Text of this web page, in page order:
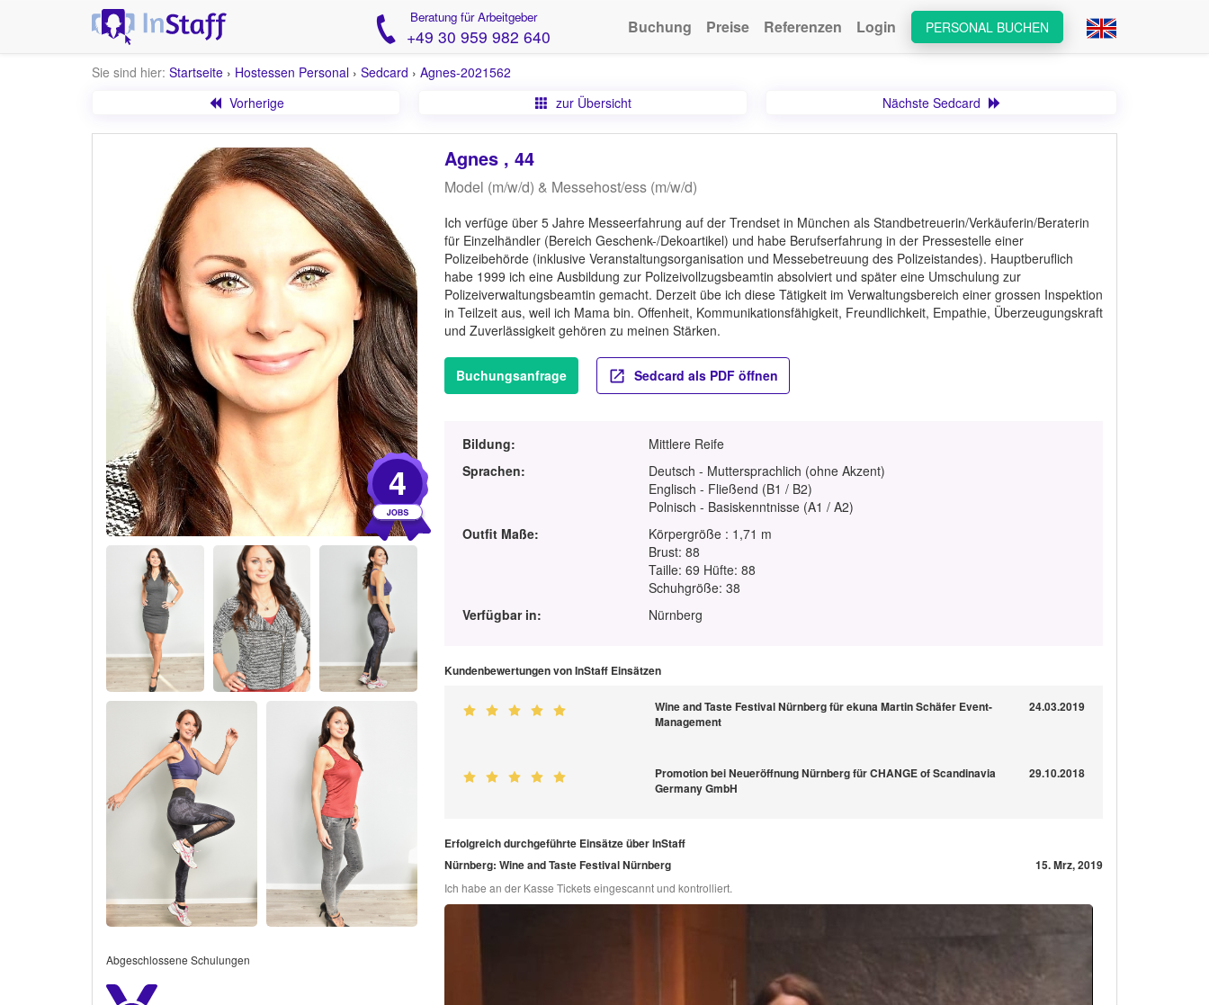
Beratung für Arbeitgeber
+49 30 959 982 640 PERSONAL BUCHEN
Buchung Preise Referenzen Login
Sie sind hier: Startseite › Hostessen Personal › Sedcard › Agnes-2021562
Vorherige
zur Übersicht Nächste Sedcard
4
Abgeschlossene Schulungen
Agnes , 44
Model (m/w/d) & Messehost/ess (m/w/d)
Ich verfüge über 5 Jahre Messeerfahrung auf der Trendset in München als Standbetreuerin/Verkäuferin/Beraterin
für Einzelhändler (Bereich Geschenk-/Dekoartikel) und habe Berufserfahrung in der Pressestelle einer
Polizeibehörde (inklusive Veranstaltungsorganisation und Messebetreuung des Polizeistandes). Hauptberuflich
habe 1999 ich eine Ausbildung zur Polizeivollzugsbeamtin absolviert und später eine Umschulung zur
Polizeiverwaltungsbeamtin gemacht. Derzeit übe ich diese Tätigkeit im Verwaltungsbereich einer grossen Inspektion
in Teilzeit aus, weil ich Mama bin. Offenheit, Kommunikationsfähigkeit, Freundlichkeit, Empathie, Überzeugungskraft
und Zuverlässigkeit gehören zu meinen Stärken.
Buchungsanfrage Sedcard als PDF öffnen
Bildung:
Mittlere Reife
Sprachen:
Deutsch - Muttersprachlich (ohne Akzent)
Englisch - Fließend (B1 / B2)
Polnisch - Basiskenntnisse (A1 / A2)
Outfit Maße:
Körpergröße : 1,71 m
Brust: 88
Taille: 69 Hüfte: 88
Schuhgröße: 38
Verfügbar in:
Nürnberg
Kundenbewertungen von InStaff Einsätzen
Wine and Taste Festival Nürnberg für ekuna Martin Schäfer Event-
Management
24.03.2019
Promotion bei Neueröffnung Nürnberg für CHANGE of Scandinavia
Germany GmbH
29.10.2018
Erfolgreich durchgeführte Einsätze über InStaff
Nürnberg: Wine and Taste Festival Nürnberg
15. Mrz, 2019
Ich habe an der Kasse Tickets eingescannt und kontrolliert.